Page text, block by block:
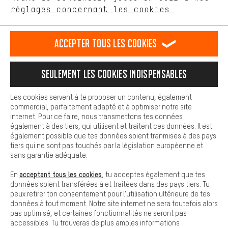
français english
EN Deutsch español
RÉSILIER LE CONTRAT Communauté d'Aix-la-Chapelle
Programme d'affiliation Mentions Légales Protection des données
Conditions générales de vente Plateforme d'Alerte
Reprise des batteries Corepile Paramètres de cookies
Modifier le contraste
Tous les prix s'entendent en euros (MwSt hors) plus les
frais de portpour la livraison versÉtats-Unis.
réglages concernant les cookies.
Plus de confort
est plus confortable. Avec les cookies de confort, nous
Nous pouvons ainsi mettre à ta disposition d'autres contenus et
informations utiles. De plus, tu as la possibilité d'utiliser des
facilement les bons produits. Par exemple, nous proposons une
facilement aux questions.
Cookies de base
Les cookies de base garantissent que tu puisses utiliser les
fonctions de notre site web.
Accepter tous les cookies
Seulement les cookies indispensables
Les cookies servent à te proposer un contenu, également
commercial, parfaitement adapté et à optimiser notre site
internet. Pour ce faire, nous transmettons tes données
également à des tiers, qui utilisent et traitent ces données. Il est
également possible que tes données soient tranmises à des pays
tiers qui ne sont pas touchés par la législation européenne et
sans garantie adéquate.
En acceptant tous les cookies , tu acceptes également que tes
données soient transférées à et traitées dans des pays tiers. Tu
peux retirer ton consentement pour l'utilisation ultérieure de tes
données à tout moment. Notre site internet ne sera toutefois alors
pas optimisé, et certaines fonctionnalités ne seront pas
accessibles. Tu trouveras de plus amples informations